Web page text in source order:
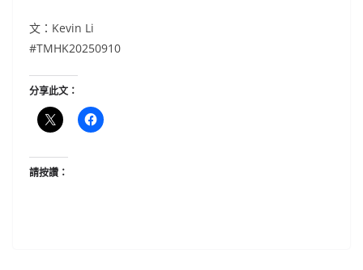
文：Kevin Li
#TMHK20250910
分享此文：
請按讚：